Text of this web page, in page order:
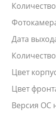
Дата
Цвет
Цвет
Версия ОС